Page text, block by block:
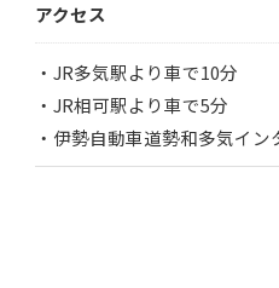
アクセス
・JR多気駅より車で10分
・JR相可駅より車で5分
・伊勢自動車道勢和多気イ